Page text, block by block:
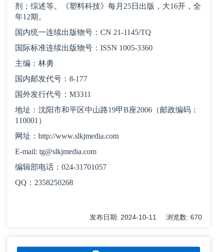
剂；综述等。《塑料科技》每月25日出版，大16开，全
年12期。
国内统一连续出版物号：CN 21-1145/TQ
国际标准连续出版物号：ISSN 1005-3360
主编：林勇
国内邮发代号：8-177
国外发行代号：M3311
地址：沈阳市和平区中山路19甲B座2006（邮政编码：
110001 ）
网址：http://www.slkjmedia.com
E-mail: tg@slkjmedia.com
编辑部电话：024-31701057
QQ：2358250268
发布日期: 2024-10-11 浏览数: 670